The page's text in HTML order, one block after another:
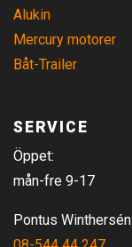
Alukin
Mercury motorer
Båt-Trailer
SERVICE
Öppet:
mån-fre 9-17
Pontus Winthersén